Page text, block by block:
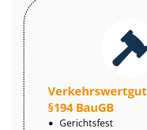
§194 BauGB
Gerichtsfest